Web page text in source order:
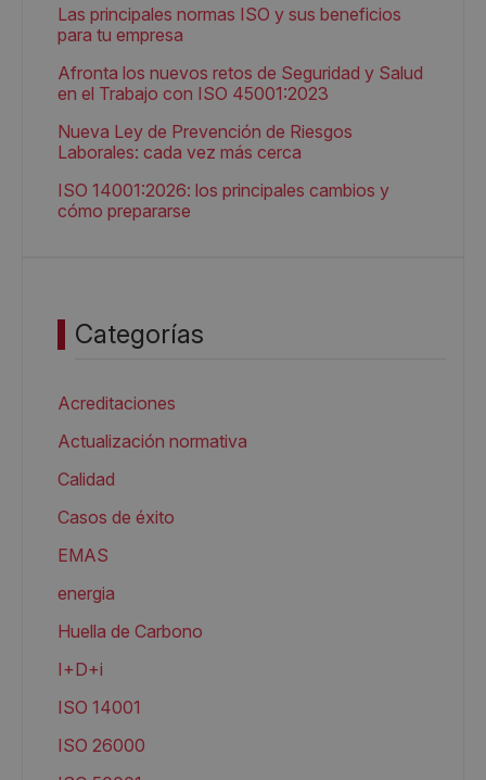
Las principales normas ISO y sus beneficios
para tu empresa
Afronta los nuevos retos de Seguridad y Salud
en el Trabajo con ISO 45001:2023
Nueva Ley de Prevención de Riesgos
Laborales: cada vez más cerca
ISO 14001:2026: los principales cambios y
cómo prepararse
Categorías
Acreditaciones
Actualización normativa
Calidad
Casos de éxito
EMAS
energia
Huella de Carbono
I+D+i
ISO 14001
ISO 26000